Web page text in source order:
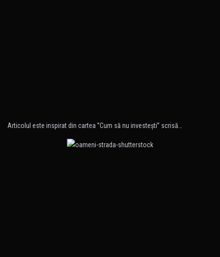
Articolul este inspirat din cartea ”Cum să nu investeşti” scrisă…